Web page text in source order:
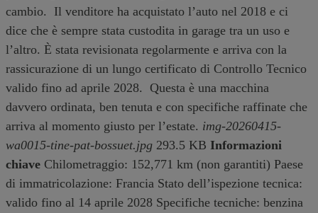
cambio. Il venditore ha acquistato l’auto nel 2018 e ci
dice che è sempre stata custodita in garage tra un uso e
l’altro. È stata revisionata regolarmente e arriva con la
rassicurazione di un lungo certificato di Controllo Tecnico
valido fino ad aprile 2028. Questa è una macchina
davvero ordinata, ben tenuta e con specifiche raffinate che
arriva al momento giusto per l’estate. img-20260415-
wa0015-tine-pat-bossuet.jpg 293.5 KB Informazioni
chiave Chilometraggio: 152,771 km (non garantiti) Paese
di immatricolazione: Francia Stato dell’ispezione tecnica:
valido fino al 14 aprile 2028 Specifiche tecniche: benzina